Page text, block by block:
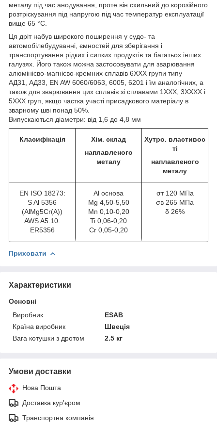
металу під час анодування, проте він схильний до корозійного
розтріскування під напругою під час температур експлуатації
вище 65 °C.
Ця дріт набув широкого поширення у судо- та
автомобілебудуванні, ємностей для зберігання і
транспортування рідких і сипких продуктів та багатьох інших
галузях. Його також можна застосовувати для зварювання
алюмінієво-магнієво-кремних сплавів 6ХХХ групи типу
АД31, АД33, EN AW 6060/6063, 6005, 6201 і їм аналогічних, а
також для зварювання цих сплавів зі сплавами 1ХХХ, 3ХХХХ і
5ХХХ груп, якщо частка участі присадкового матеріалу в
зварному шві понад 50%.
Випускаються діаметри: від 1,6 до 4,8 мм
Класифікація
Хім. склад
наплавленого
металу
Хутро. властивос
ті
наплавленого
металу
EN ISO 18273:
S Al 5356
(AlMg5Cr(A))
AWS A5.10:
ER5356
Al основа
Mg 4,50-5,50
Mn 0,10-0,20
Ti 0,06-0,20
Cr 0,05-0,20
σт 120 МПа
σв 265 МПа
δ 26%
Приховати
Характеристики
Основні
Виробник
ESAB
Країна виробник
Швеція
Вага котушки з дротом
2.5 кг
Умови доставки
Нова Пошта
Доставка кур'єром
Транспортна компанія